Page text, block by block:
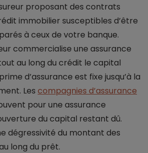
proposant des contrats
immobilier susceptibles d’être
à ceux de votre banque.
commercialise une assurance
au long du crédit le capital
d’assurance est fixe jusqu’à la
Les compagnies d’assurance
pour une assurance
du capital restant dû.
dégressivité du montant des
long du prêt.